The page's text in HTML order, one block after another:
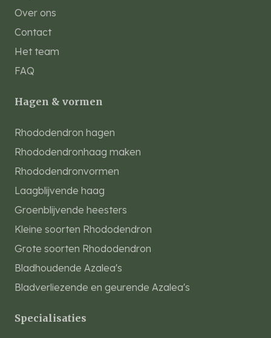
Over ons
Contact
Het team
FAQ
Hagen & vormen
Rhododendron hagen
Rhododendronhaag maken
Rhododendronvormen
Laagblijvende haag
Groenblijvende heesters
Kleine soorten Rhododendron
Grote soorten Rhododendron
Bladhoudende Azalea's
Bladverliezende en geurende Azalea's
Specialisaties